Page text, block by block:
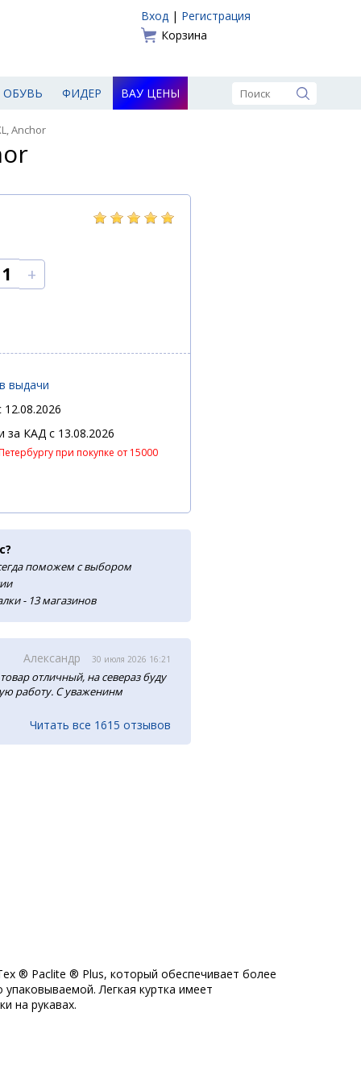
Вход | Регистрация
Корзина
ОБУВЬ ФИДЕР ВАУ ЦЕНЫ
Anchor
+
выдачи
за КАД c 13.08.2026
при покупке от 15000
поможем с выбором
- 13 магазинов
Александр 30 июля 2026 16:21
отличный, на севераз буду
работу. С уваженинм
Читать все 1615 отзывов
® Paclite ® Plus, который обеспечивает более
упаковываемой. Легкая куртка имеет
на рукавах.